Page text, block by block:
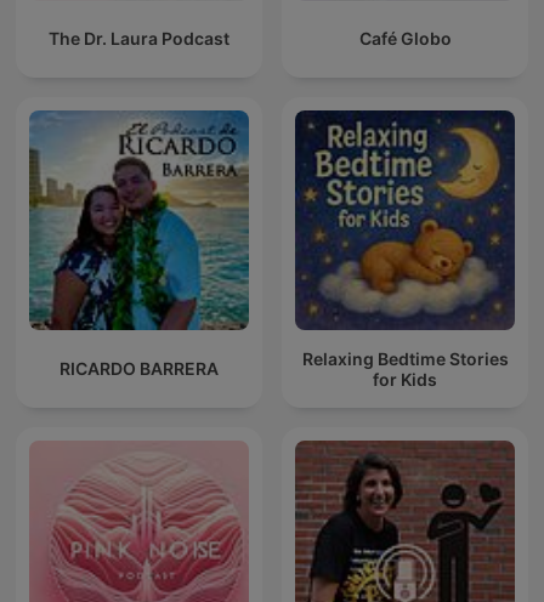
The Dr. Laura Podcast Café Globo
RICARDO BARRERA
Relaxing Bedtime Stories
for Kids